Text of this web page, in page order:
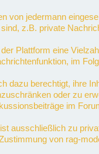
von jedermann
z.B. private
Plattform eine
im
dazu berechtigt, ihre
oder zu
im
ausschließlich zu
von rag-